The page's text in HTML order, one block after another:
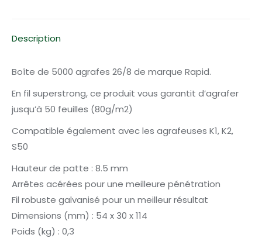
Description
Boîte de 5000 agrafes 26/8 de marque Rapid.
En fil superstrong, ce produit vous garantit d’agrafer
jusqu’à 50 feuilles (80g/m2)
Compatible également avec les agrafeuses K1, K2,
S50
Hauteur de patte : 8.5 mm
Arrêtes acérées pour une meilleure pénétration
Fil robuste galvanisé pour un meilleur résultat
Dimensions (mm) : 54 x 30 x 114
Poids (kg) : 0,3